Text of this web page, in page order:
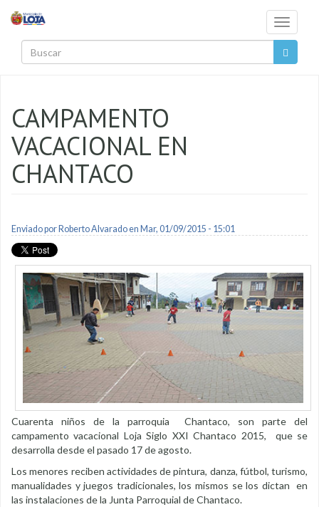
Toggle
CAMPAMENTO
VACACIONAL EN
CHANTACO
Enviado por Roberto Alvaradoen Mar, 01/09/2015 - 15:01
Cuarenta niños de la parroquia Chantaco, son parte del
campamento vacacional Loja Siglo XXI Chantaco 2015, que se
desarrolla desde el pasado 17 de agosto.
Los menores reciben actividades de pintura, danza, fútbol, turismo,
manualidades y juegos tradicionales, los mismos se los dictan en
las instalaciones de la Junta Parroquial de Chantaco.